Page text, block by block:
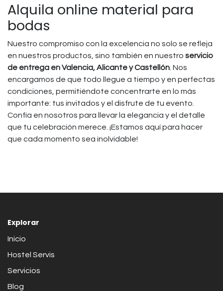
Alquila online material para
bodas
Nuestro compromiso con la excelencia no solo se refleja
en nuestros productos, sino también en nuestro servicio
de entrega en Valencia, Alicante y Castellón . Nos
encargamos de que todo llegue a tiempo y en perfectas
condiciones, permitiéndote concentrarte en lo más
importante: tus invitados y el disfrute de tu evento.
Confía en nosotros para llevar la elegancia y el detalle
que tu celebración merece. ¡Estamos aquí para hacer
que cada momento sea inolvidable!
Explorar
Inicio
Hostel Servis
Servicios
Blog